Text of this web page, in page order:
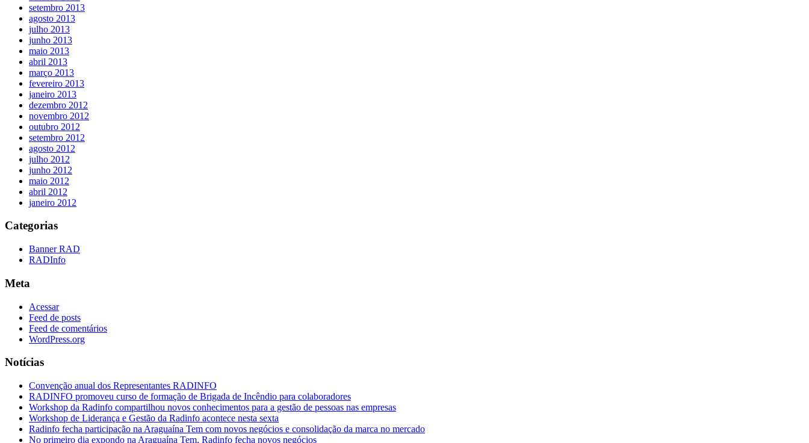
setembro 2013
agosto 2013
julho 2013
junho 2013
maio 2013
abril 2013
março 2013
fevereiro 2013
janeiro 2013
dezembro 2012
novembro 2012
outubro 2012
setembro 2012
agosto 2012
julho 2012
junho 2012
maio 2012
abril 2012
janeiro 2012
Categorias
Banner RAD
RADInfo
Meta
Acessar
Feed de posts
Feed de comentários
WordPress.org
Notícias
Convenção anual dos Representantes RADINFO
RADINFO promoveu curso de formação de Brigada de Incêndio para colaboradores
Workshop da Radinfo compartilhou novos conhecimentos para a gestão de pessoas nas empresas
Workshop de Liderança e Gestão da Radinfo acontece nesta sexta
Radinfo fecha participação na Araguaína Tem com novos negócios e consolidação da marca no mercado
No primeiro dia expondo na Araguaína Tem, Radinfo fecha novos negócios